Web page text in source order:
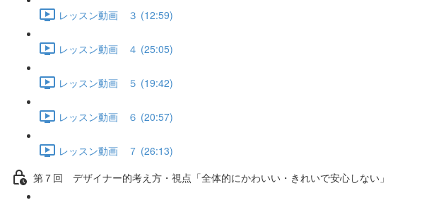
レッスン動画 ３ (12:59)
レッスン動画 ４ (25:05)
レッスン動画 ５ (19:42)
レッスン動画 ６ (20:57)
レッスン動画 ７ (26:13)
第７回 デザイナー的考え方・視点「全体的にかわいい・きれいで安心しない」